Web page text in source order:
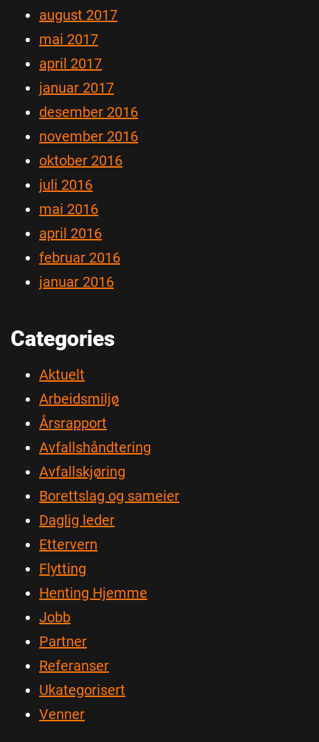
august 2017
mai 2017
april 2017
januar 2017
desember 2016
november 2016
oktober 2016
juli 2016
mai 2016
april 2016
februar 2016
januar 2016
Categories
Aktuelt
Arbeidsmiljø
Årsrapport
Avfallshåndtering
Avfallskjøring
Borettslag og sameier
Daglig leder
Ettervern
Flytting
Henting Hjemme
Jobb
Partner
Referanser
Ukategorisert
Venner